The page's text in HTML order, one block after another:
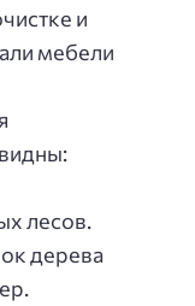
и
мебели
лесов.
дерева